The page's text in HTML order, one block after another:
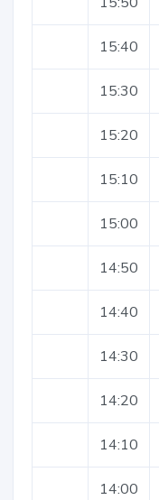
15:40
15:30
15:20
15:10
15:00
14:50
14:40
14:30
14:20
14:10
14:00